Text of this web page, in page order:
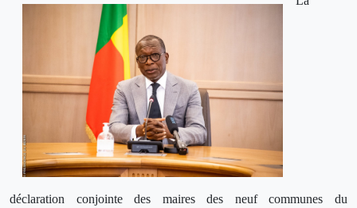
déclaration conjointe des maires des neuf communes du